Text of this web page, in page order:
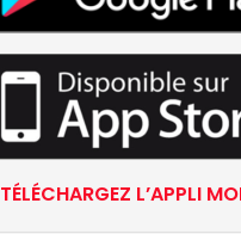
TÉLÉCHARGEZ L’APPLI